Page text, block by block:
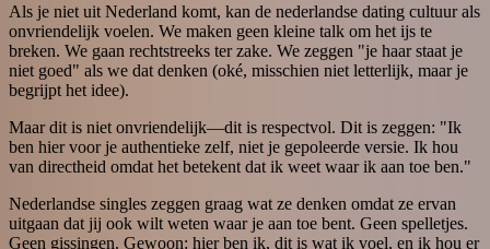
Als je niet uit Nederland komt, kan de nederlandse dating cultuur als
onvriendelijk voelen. We maken geen kleine talk om het ijs te
breken. We gaan rechtstreeks ter zake. We zeggen "je haar staat je
niet goed" als we dat denken (oké, misschien niet letterlijk, maar je
begrijpt het idee).
Maar dit is niet onvriendelijk—dit is respectvol. Dit is zeggen: "Ik
ben hier voor je authentieke zelf, niet je gepoleerde versie. Ik hou
van directheid omdat het betekent dat ik weet waar ik aan toe ben."
Nederlandse singles zeggen graag wat ze denken omdat ze ervan
uitgaan dat jij ook wilt weten waar je aan toe bent. Geen spelletjes.
Geen gissingen. Gewoon: hier ben ik, dit is wat ik voel, en ik hou er